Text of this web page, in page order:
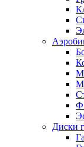
Диски